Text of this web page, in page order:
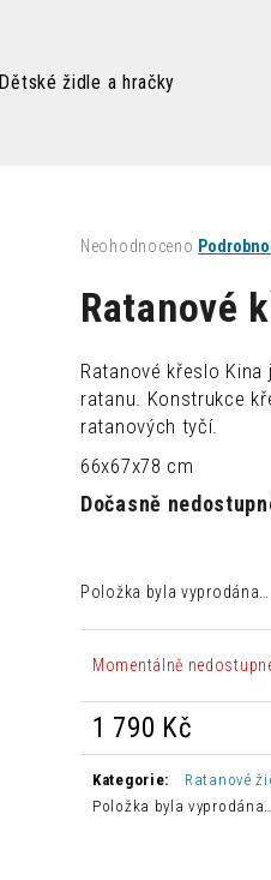
Dětské židle a hračky
Průměrné
produktu
je
z
5
hvězdiček.
Neohodnoceno
Ratanové
Ratanové křeslo
ratanu. Konstrukce
ratanových tyčí.
66x67x78 cm
Dočasně
Položka byla vyprodána…
Momentálně
1 790 Kč
Měrná
cena:
Kategorie:
Ratanové
Položka byla vyprodána…
1 762 Kč